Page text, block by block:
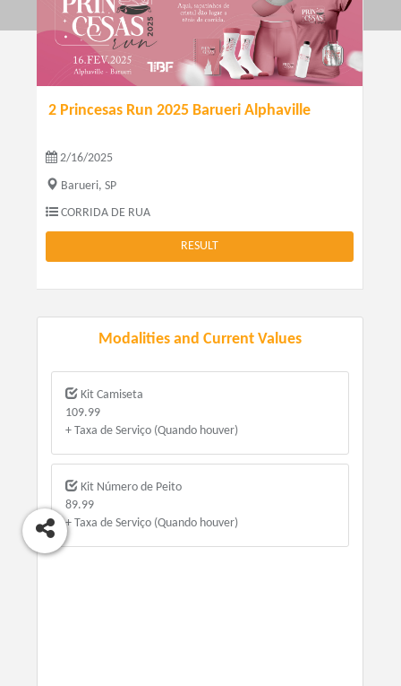
2 Princesas Run 2025 Barueri Alphaville
2/16/2025
Barueri, SP
CORRIDA DE RUA
RESULT
Modalities and Current Values
Kit Camiseta
109.99
+ Taxa de Serviço (Quando houver)
Kit Número de Peito
89.99
+ Taxa de Serviço (Quando houver)